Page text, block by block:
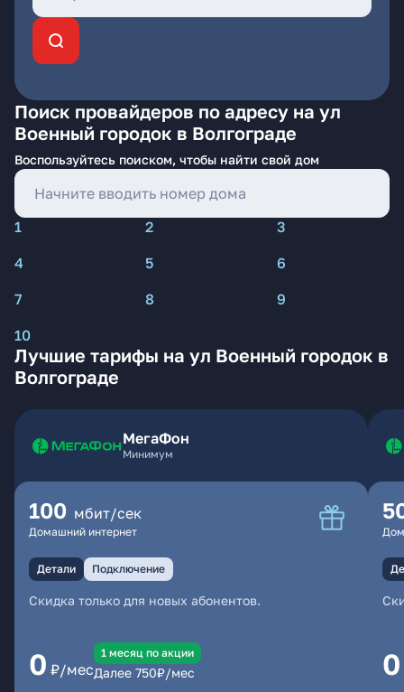
Поиск провайдеров по адресу на ул
Военный городок в Волгограде
Воспользуйтесь поиском, чтобы найти свой дом
1 2
3
4
5
6
7
8
9
10
Лучшие тарифы на ул Военный городок в
Волгограде
МегаФон
Минимум
100 мбит/сек
Домашний интернет
Детали Подключение
Скидка только для новых абонентов.
0 ₽/мес
1 месяц по акции
Далее 750₽/мес 0